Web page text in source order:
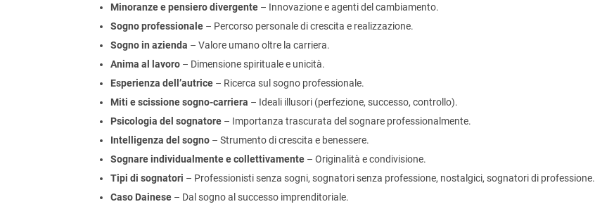
Minoranze e pensiero divergente – Innovazione e agenti del cambiamento.
Sogno professionale – Percorso personale di crescita e realizzazione.
Sogno in azienda – Valore umano oltre la carriera.
Anima al lavoro – Dimensione spirituale e unicità.
Esperienza dell’autrice – Ricerca sul sogno professionale.
Miti e scissione sogno-carriera – Ideali illusori (perfezione, successo, controllo).
Psicologia del sognatore – Importanza trascurata del sognare professionalmente.
Intelligenza del sogno – Strumento di crescita e benessere.
Sognare individualmente e collettivamente – Originalità e condivisione.
Tipi di sognatori – Professionisti senza sogni, sognatori senza professione, nostalgici, sognatori di professione.
Caso Dainese – Dal sogno al successo imprenditoriale.